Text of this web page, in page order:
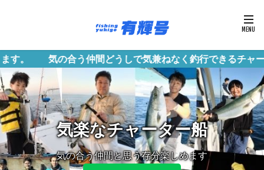
しで気兼ねなく釣行できるチャーター船です。 初心
大阪湾内どちらでも
明石海峡・紀淡海峡・近海etc ご希望の場所をお伝え下
さい